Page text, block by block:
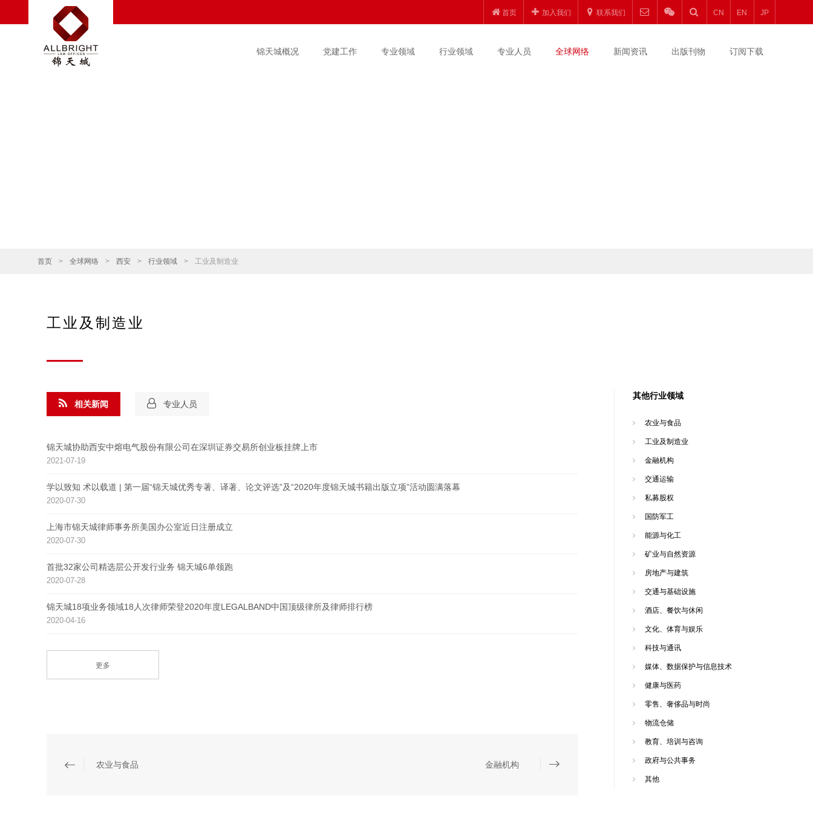
首页 加入我们 联系我们 CN EN JP
锦天城概况 党建工作 专业领域 行业领域 专业人员 全球网络 新闻资讯 出版刊物 订阅下载
首页 > 全球网络 > 西安 > 行业领域 > 工业及制造业
工业及制造业
相关新闻
锦天城协助西安中熔电气股份有限公司在深圳证券交易所创业板挂牌上市
2021-07-19
学以致知 术以载道 | 第一届“锦天城优秀专著、译著、论文评选”及“2020年度锦天城书籍出版立项”活动圆满落幕
2020-07-30
上海市锦天城律师事务所美国办公室近日注册成立
2020-07-30
首批32家公司精选层公开发行业务 锦天城6单领跑
2020-07-28
锦天城18项业务领域18人次律师荣登2020年度LEGALBAND中国顶级律所及律师排行榜
2020-04-16
更多
专业人员
农业与食品 金融机构
其他行业领域
农业与食品
工业及制造业
金融机构
交通运输
私募股权
国防军工
能源与化工
矿业与自然资源
房地产与建筑
交通与基础设施
酒店、餐饮与休闲
文化、体育与娱乐
科技与通讯
媒体、数据保护与信息技术
健康与医药
零售、奢侈品与时尚
物流仓储
教育、培训与咨询
政府与公共事务
其他